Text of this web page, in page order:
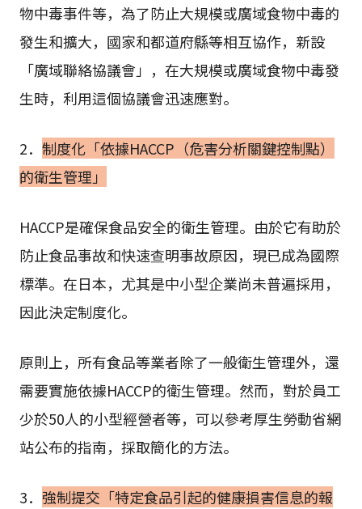
物中毒事件等，為了防止大規模或廣域食物中毒的
發生和擴大，國家和都道府縣等相互協作，新設
「廣域聯絡協議會」，在大規模或廣域食物中毒發
生時，利用這個協議會迅速應對。
2． 制度化「依據HACCP（危害分析關鍵控制點）
的衛生管理」
HACCP是確保食品安全的衛生管理。由於它有助於
防止食品事故和快速查明事故原因，現已成為國際
標準。在日本，尤其是中小型企業尚未普遍採用，
因此決定制度化。
原則上，所有食品等業者除了一般衛生管理外，還
需要實施依據HACCP的衛生管理。然而，對於員工
少於50人的小型經營者等，可以參考厚生勞動省網
站公布的指南，採取簡化的方法。
3． 強制提交「特定食品引起的健康損害信息的報